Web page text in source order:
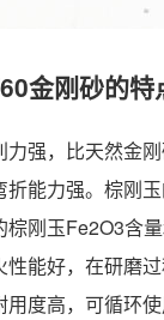
金刚砂的特
强，比天然金刚
能力强。棕刚玉
刚玉Fe2O3含量
能好，在研磨过
度高，可循环使